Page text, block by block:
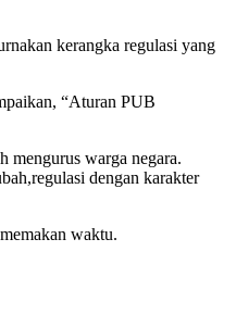
kerangka regulasi yang
“Aturan PUB
mengurus warga negara.
dengan karakter
waktu.